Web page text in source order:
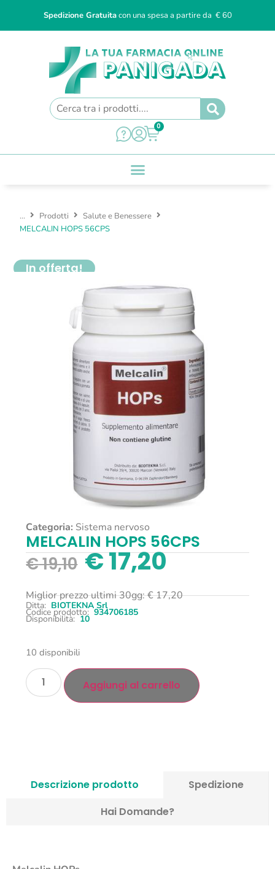
Spedizione Gratuitacon una spesa a partire da € 60
0
... Prodotti
Salute e Benessere
MELCALIN HOPS 56CPS
In offerta!
Categoria: Sistema nervoso
MELCALIN HOPS 56CPS
€19,10 €17,20
Miglior prezzo ultimi 30gg:€17,20
Ditta: BIOTEKNA Srl
Codice prodotto: 934706185
Disponibilità: 10
10 disponibili
Aggiungi al carrello
Descrizione prodotto
Spedizione
Hai Domande?